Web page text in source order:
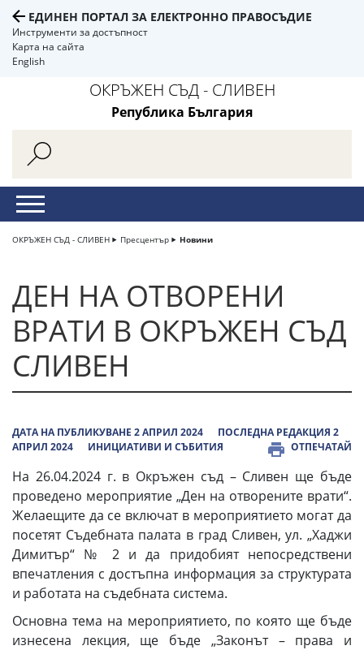
ЕДИНЕН ПОРТАЛ ЗА ЕЛЕКТРОННО ПРАВОСЪДИЕ
Инструменти за достъпност
Карта на сайта
English
ОКРЪЖЕН СЪД - СЛИВЕН
Република България
ОКРЪЖЕН СЪД - СЛИВЕН Пресцентър Новини
ДЕН НА ОТВОРЕНИ
ВРАТИ В ОКРЪЖЕН СЪД
СЛИВЕН
ДАТА НА ПУБЛИКУВАНЕ 2 АПРИЛ 2024
ПОСЛЕДНА РЕДАКЦИЯ 2
АПРИЛ 2024
ИНИЦИАТИВИ И СЪБИТИЯ ОТПЕЧАТАЙ
На 26.04.2024 г. в Окръжен съд – Сливен ще бъде
проведено мероприятие „Ден на отворените врати“.
Желаещите да се включат в мероприятието могат да
посетят Съдебната палата в град Сливен, ул. „Хаджи
Димитър“ № 2 и да придобият непосредствени
впечатления с достъпна информация за структурата
и работата на съдебната система.
Основна тема на мероприятието, по която ще бъде
изнесена лекция, ще бъде „Законът – права и